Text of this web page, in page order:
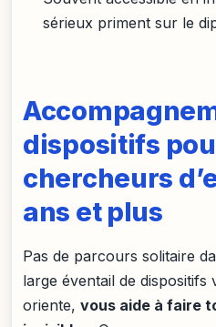
sérieux priment sur le
dispositifs
chercheurs
ans et plus
Pas de parcours solitaire
large éventail de
oriente, vous aide à faire